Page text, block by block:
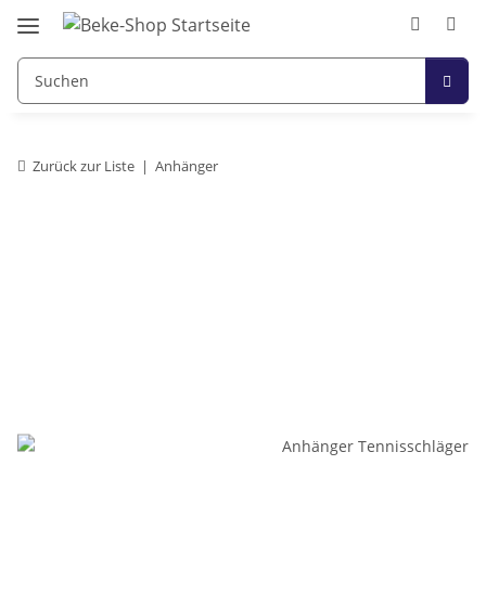
Zurück zur Liste Anhänger